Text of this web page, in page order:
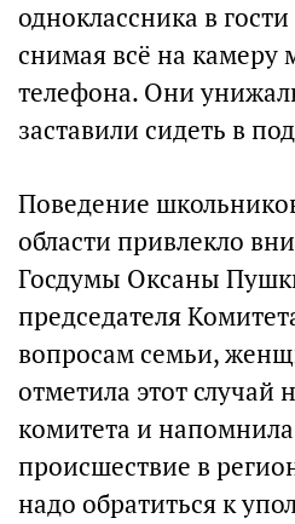
одноклассника в
снимая всё на камеру
телефона. Они
заставили сидеть в
Поведение
области привлекло
Госдумы Оксаны
председателя
вопросам семьи,
отметила этот случай
комитета и
происшествие в
надо обратиться к